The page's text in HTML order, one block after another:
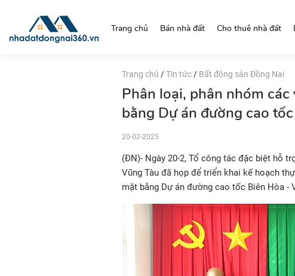
Trang chủ Bán nhà đất Cho thuê nhà đất
Trang chủ /Tin tức / Bất động sản Đồng Nai
Phân loại, phân nhóm
bằng Dự án đường cao
20-02-2025
(ĐN)- Ngày 20-2, Tổ công tác đặc biệt hỗ
Vũng Tàu đã họp để triển khai kế hoạch
mặt bằng Dự án đường cao tốc Biên Hòa -